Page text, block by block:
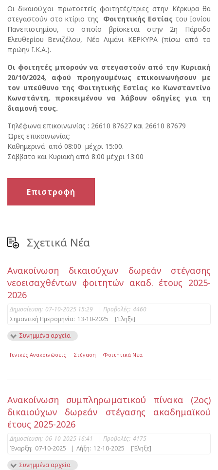
Οι δικαιούχοι πρωτοετείς φοιτητές/τριες στην Κέρκυρα θα
στεγαστούν στο κτίριο της Φοιτητικής Εστίας του Ιονίου
Πανεπιστημίου, το οποίο βρίσκεται στην 2η Πάροδο
Ελευθερίου Βενιζέλου, Νέο Λιμάνι ΚΕΡΚΥΡΑ (πίσω από το
πρώην Ι.Κ.Α.).
Οι φοιτητές μπορούν να στεγαστούν από την Κυριακή
20/10/2024, αφού προηγουμένως επικοινωνήσουν με
τον υπεύθυνο της Φοιτητικής Εστίας κο Κωνσταντίνο
Κωνστάντη, προκειμένου να λάβουν οδηγίες για τη
διαμονή τους.
Τηλέφωνα επικοινωνίας : 26610 87627 και 26610 87679
Ώρες επικοινωνίας:
Καθημερινά από 08:00 μέχρι 15:00.
Σάββατο και Κυριακή από 8:00 μέχρι 13:00
Επιστροφή
Σχετικά Νέα
Ανακοίνωση δικαιούχων δωρεάν στέγασης
νεοεισαχθέντων φοιτητών ακαδ. έτους 2025-
2026
Δημοσίευση: 07-10-2025 15:29 | Προβολές: 4460
Σημαντική Ημερομηνία: 13-10-2025
[Έληξε]
Συνημμένα αρχεία
Γενικές Ανακοινώσεις Στέγαση Φοιτητικά Νέα
Ανακοίνωση συμπληρωματικού πίνακα (2ος)
δικαιούχων δωρεάν στέγασης ακαδημαϊκού
έτους 2025-2026
Δημοσίευση: 06-10-2025 16:41 | Προβολές: 4175
Έναρξη: 07-10-2025 | Λήξη: 12-10-2025
[Έληξε]
Συνημμένα αρχεία